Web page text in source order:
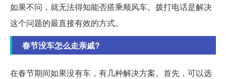
如果不问，就无法得知能否搭乘顺风车。拨打电话是解决
这个问题的最直接有效的方式。
春节没车怎么走亲戚?
在春节期间如果没有车，有几种解决方案。首先，可以选